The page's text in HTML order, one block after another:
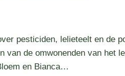
pesticiden, lelieteelt en de
de omwonenden van het
en Bianca…